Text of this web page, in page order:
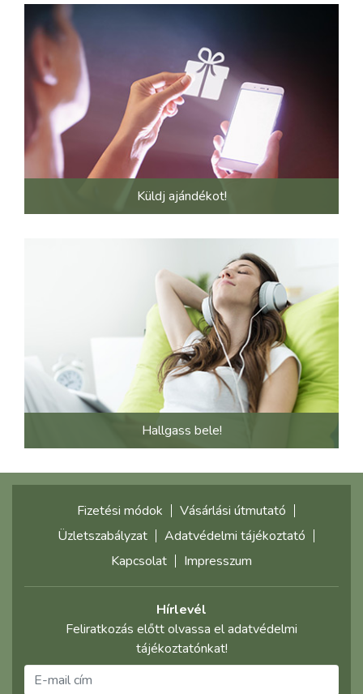
Küldj ajándékot!
Hallgass bele!
Fizetési módok
Vásárlási útmutató
Üzletszabályzat
Adatvédelmi tájékoztató
Kapcsolat
Impresszum
Hírlevél
Feliratkozás előtt olvassa el adatvédelmi
tájékoztatónkat!